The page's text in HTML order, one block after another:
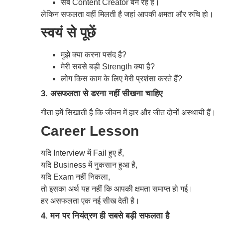
सब Content Creator बन रहे हैं।
लेकिन सफलता वहीं मिलती है जहां आपकी क्षमता और रुचि हो।
स्वयं से पूछें
मुझे क्या करना पसंद है?
मेरी सबसे बड़ी Strength क्या है?
लोग किस काम के लिए मेरी प्रशंसा करते हैं?
3. असफलता से डरना नहीं सीखना चाहिए
गीता हमें सिखाती है कि जीवन में हार और जीत दोनों अस्थायी हैं।
Career Lesson
यदि Interview में Fail हुए हैं,
यदि Business में नुकसान हुआ है,
यदि Exam नहीं निकला,
तो इसका अर्थ यह नहीं कि आपकी क्षमता समाप्त हो गई।
हर असफलता एक नई सीख देती है।
4. मन पर नियंत्रण ही सबसे बड़ी सफलता है